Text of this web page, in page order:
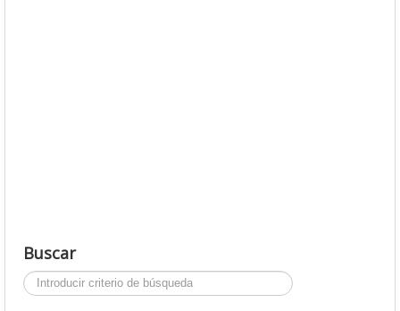
Buscar
Buscar...